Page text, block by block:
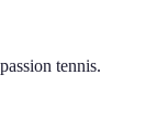
passion tennis.